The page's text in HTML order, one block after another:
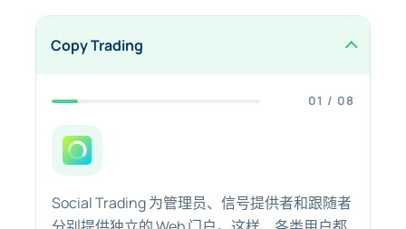
Copy Trading
01 / 08
Social Trading 为管理员、信号提供者和跟随者